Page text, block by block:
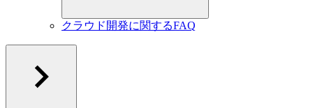
クラウド開発に関するFAQ